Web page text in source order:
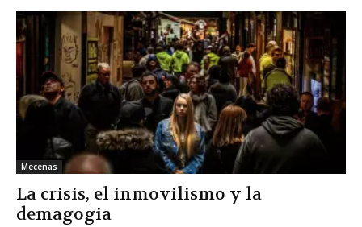
Mecenas
La crisis, el inmovilismo y la
demagogia